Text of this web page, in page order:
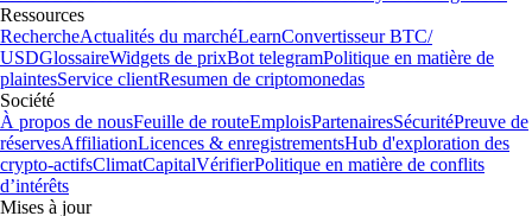
Ressources
RechercheActualités du marchéLearnConvertisseur BTC/
USDGlossaireWidgets de prixBot telegramPolitique en matière de
plaintesService clientResumen de criptomonedas
Société
À propos de nousFeuille de routeEmploisPartenairesSécuritéPreuve de
réservesAffiliationLicences & enregistrementsHub d'exploration des
crypto-actifsClimatCapitalVérifierPolitique en matière de conflits
d’intérêts
Mises à jour